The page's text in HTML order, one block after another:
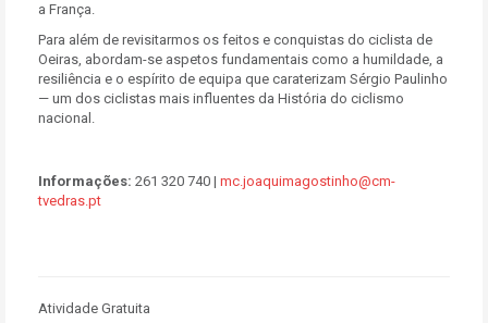
a França.
Para além de revisitarmos os feitos e conquistas do ciclista de
Oeiras, abordam-se aspetos fundamentais como a humildade, a
resiliência e o espírito de equipa que caraterizam Sérgio Paulinho
— um dos ciclistas mais influentes da História do ciclismo
nacional.
Informações: 261 320 740 | mc.joaquimagostinho@cm-
tvedras.pt
Atividade Gratuita